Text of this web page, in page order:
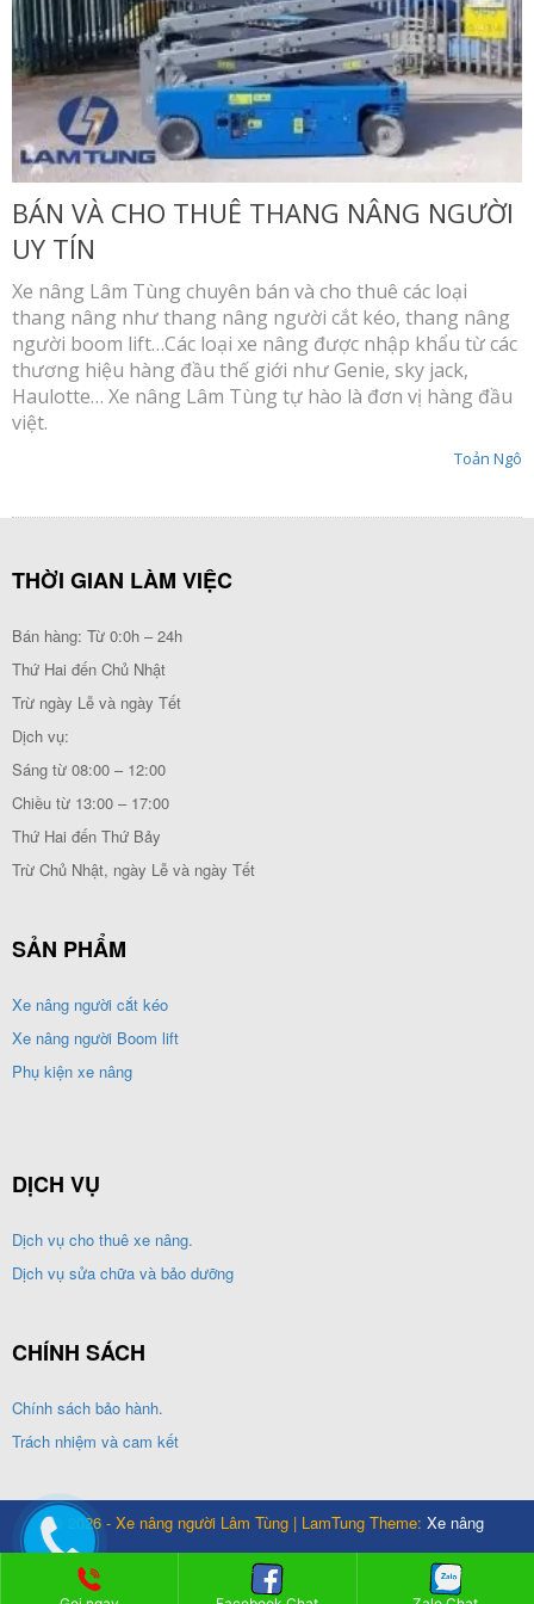
BÁN VÀ CHO THUÊ THANG NÂNG NGƯỜI
UY TÍN
Xe nâng Lâm Tùng chuyên bán và cho thuê các loại
thang nâng như thang nâng người cắt kéo, thang nâng
người boom lift…Các loại xe nâng được nhập khẩu từ các
thương hiệu hàng đầu thế giới như Genie, sky jack,
Haulotte… Xe nâng Lâm Tùng tự hào là đơn vị hàng đầu
việt.
Toản Ngô
THỜI GIAN LÀM VIỆC
Bán hàng: Từ 0:0h – 24h
Thứ Hai đến Chủ Nhật
Trừ ngày Lễ và ngày Tết
Dịch vụ:
Sáng từ 08:00 – 12:00
Chiều từ 13:00 – 17:00
Thứ Hai đến Thứ Bảy
Trừ Chủ Nhật, ngày Lễ và ngày Tết
SẢN PHẨM
Xe nâng người cắt kéo
Xe nâng người Boom lift
Phụ kiện xe nâng
DỊCH VỤ
Dịch vụ cho thuê xe nâng.
Dịch vụ sửa chữa và bảo dưỡng
CHÍNH SÁCH
Chính sách bảo hành.
Trách nhiệm và cam kết
© 2026 - Xe nâng người Lâm Tùng | LamTung Theme: Xe nâng